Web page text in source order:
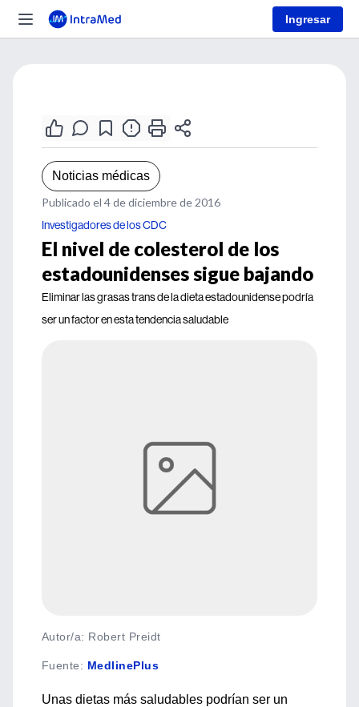
Ingresar
Noticias médicas
Publicado el 4 de diciembre de 2016
Investigadores de los CDC
El nivel de colesterol de los
estadounidenses sigue bajando
Eliminar las grasas trans de la dieta estadounidense podría
ser un factor en esta tendencia saludable
Autor/a: Robert Preidt
Fuente: MedlinePlus
Unas dietas más saludables podrían ser un